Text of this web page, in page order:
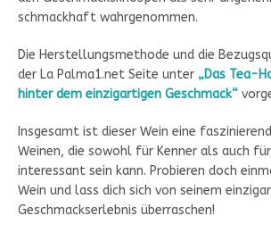
schmackhaft wahrgenommen.
Die Herstellungsmethode und die
der La Palma1.net Seite unter „Das Tea-
hinter dem einzigartigen Geschmack“
Insgesamt ist dieser Wein eine
Weinen, die sowohl für Kenner als auch
interessant sein kann. Probieren doch
Wein und lass dich sich von seinem
Geschmackserlebnis überraschen!